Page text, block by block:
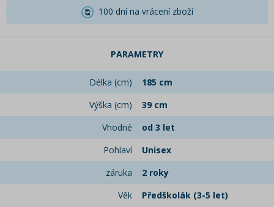
100 dní na vrácení zboží
PARAMETRY
Délka (cm)
185 cm
Výška (cm)
39 cm
Vhodné
od 3 let
Pohlaví
Unisex
záruka
2 roky
Věk
Předškolák (3-5 let)